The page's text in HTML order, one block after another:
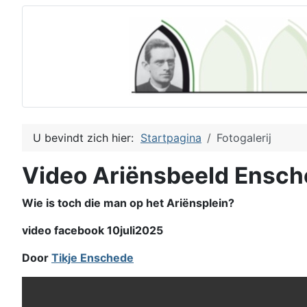
U bevindt zich hier: Startpagina Fotogalerij
Video Ariënsbeeld
Wie is toch die man op het Ariënsplein?
video facebook 10juli2025
Door Tikje Enschede